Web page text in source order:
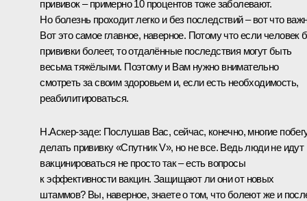
прививок – примерно 10 процентов тоже заболевают.
Но болезнь проходит легко и без последствий – вот что
Вот это самое главное, наверное. Потому что если человек
прививки болеет, то отдалённые последствия могут быть
весьма тяжёлыми. Поэтому и Вам нужно внимательно
смотреть за своим здоровьем и, если есть необходимость,
реабилитироваться.
Н.Аскер-заде: Послушав Вас, сейчас, конечно, многие
делать прививку «Спутник V», но не все. Ведь люди не идут
вакцинироваться не просто так – есть вопросы
к эффективности вакцин. Защищают ли они от новых
штаммов? Вы, наверное, знаете о том, что болеют же и